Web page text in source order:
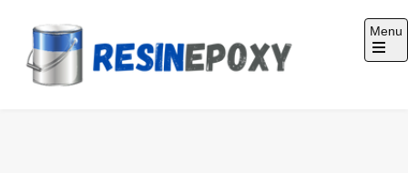
content
Menu